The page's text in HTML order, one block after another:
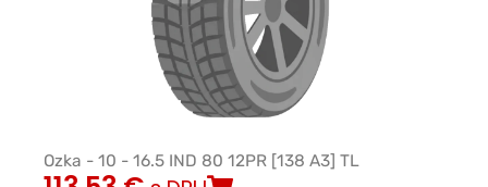
Ozka - 10 - 16.5 IND 80 12PR [138 A3] TL